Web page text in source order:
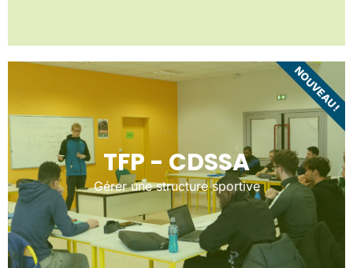
TFP - CDSSA
Gérer une structure sportive
NOUVEAU !